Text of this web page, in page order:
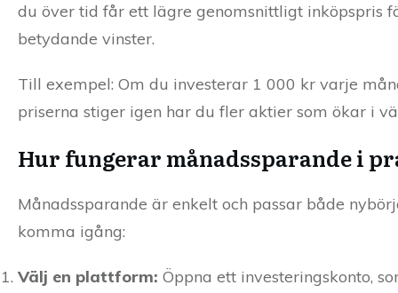
du över tid får ett lägre genomsnittligt inköpspris
betydande vinster.
Till exempel: Om du investerar 1 000 kr varje
priserna stiger igen har du fler aktier som ökar i
Hur fungerar månadssparande i
Månadssparande är enkelt och passar både
komma igång:
Välj en plattform: Öppna ett investeringskonto,